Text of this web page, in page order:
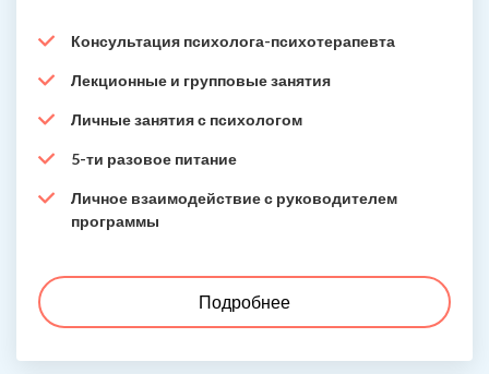
Консультация психолога-психотерапевта
Лекционные и групповые занятия
Личные занятия с психологом
5-ти разовое питание
Личное взаимодействие с руководителем
программы
Подробнее